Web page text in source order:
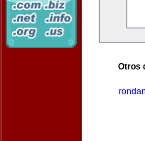
Otros